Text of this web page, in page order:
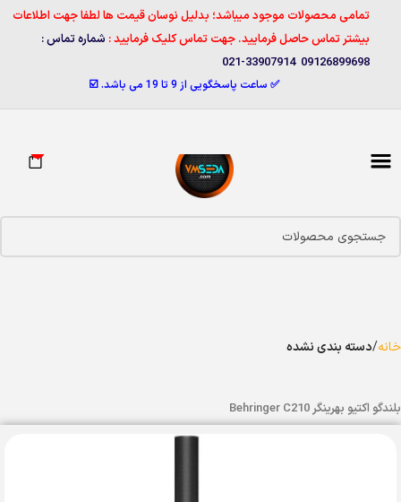
تمامی محصولات موجود میباشد؛ بدلیل نوسان قیمت ها لطفا جهت اطلاعات
بیشتر تماس حاصل فرمایید. جهت تماس کلیک فرمایید : شماره تماس :
09126899698 33907914-021
✅ ساعت پاسخگویی از 9 تا 19 می باشد. ☑️
0
خانه دسته بندی نشده
بلندگو اکتیو بهرینگر Behringer C210